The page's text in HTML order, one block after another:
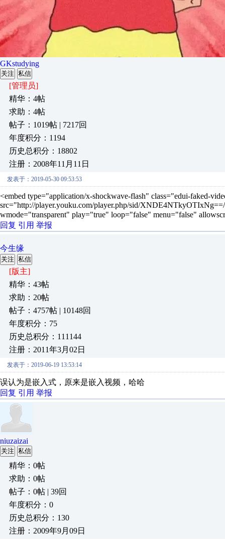
GKstudying
关注 私信
[管理员]
精华：4帖
求助：4帖
帖子：1019帖 | 7217回
年度积分：1194
历史总积分：18802
注册：2008年11月11日
发表于：2019-05-30 09:53:53
<embed type="application/x-shockwave-flash" class="edui-faked-
src="http://player.youku.com/player.php/sid/
wmode="transparent" play="true" loop="false" menu="false"
回复 引用 举报
今生缘
关注 私信
[版主]
精华：43帖
求助：20帖
帖子：4757帖 | 10148回
年度积分：75
历史总积分：111144
注册：2011年3月02日
发表于：2019-06-19 13:53:14
误认为是嵌入式，原来是嵌入视频，哈哈
回复 引用 举报
niuzaizai
关注 私信
精华：0帖
求助：0帖
帖子：0帖 | 39回
年度积分：0
历史总积分：130
注册：2009年9月09日